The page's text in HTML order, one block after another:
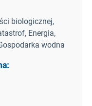
biologicznej,
Energia,
wodna